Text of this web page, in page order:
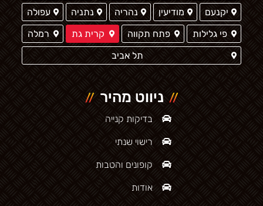
יקנעם
מודיעין נהריה נתניה
עפולה
פי גלילות
פתח תקווה קרית גת
רמלה
תל אביב
ניווט מהיר
בדיקות קנייה
רישוי שנתי
קופונים והטבות
אודות